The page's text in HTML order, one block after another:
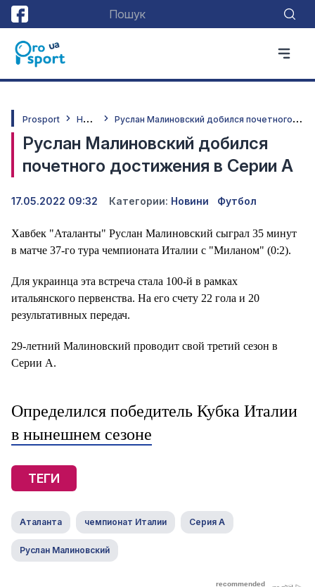
Prosport Н
овини Р
услан Малиновский добился почетного достижения в Серии А
Руслан Малиновский добился
почетного достижения в Серии А
17.05.2022 09:32 Категории: Новини Футбол
Хавбек "Аталанты" Руслан Малиновский сыграл 35 минут
в матче 37-го тура чемпионата Италии с "Миланом" (0:2).
Для украинца эта встреча стала 100-й в рамках
итальянского первенства. На его счету 22 гола и 20
результативных передач.
29-летний Малиновский проводит свой третий сезон в
Серии А.
Определился победитель Кубка Италии
в нынешнем сезоне
ТЕГИ
Аталанта чемпионат Италии Серия А
Руслан Малиновский